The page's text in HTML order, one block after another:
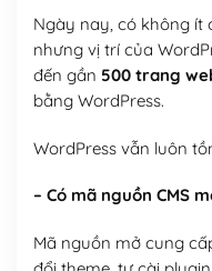
Ngày nay, có không ít
nhưng vị trí của
đến gần 500 trang
bằng WordPress.
WordPress vẫn luôn
– Có mã nguồn CMS
Mã nguồn mở cung